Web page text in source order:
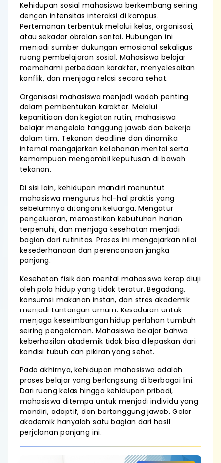
Kehidupan sosial mahasiswa berkembang seiring
dengan intensitas interaksi di kampus.
Pertemanan terbentuk melalui kelas, organisasi,
atau sekadar obrolan santai. Hubungan ini
menjadi sumber dukungan emosional sekaligus
ruang pembelajaran sosial. Mahasiswa belajar
memahami perbedaan karakter, menyelesaikan
konflik, dan menjaga relasi secara sehat.
Organisasi mahasiswa menjadi wadah penting
dalam pembentukan karakter. Melalui
kepanitiaan dan kegiatan rutin, mahasiswa
belajar mengelola tanggung jawab dan bekerja
dalam tim. Tekanan deadline dan dinamika
internal mengajarkan ketahanan mental serta
kemampuan mengambil keputusan di bawah
tekanan.
Di sisi lain, kehidupan mandiri menuntut
mahasiswa mengurus hal-hal praktis yang
sebelumnya ditangani keluarga. Mengatur
pengeluaran, memastikan kebutuhan harian
terpenuhi, dan menjaga kesehatan menjadi
bagian dari rutinitas. Proses ini mengajarkan nilai
kesederhanaan dan perencanaan jangka
panjang.
Kesehatan fisik dan mental mahasiswa kerap diuji
oleh pola hidup yang tidak teratur. Begadang,
konsumsi makanan instan, dan stres akademik
menjadi tantangan umum. Kesadaran untuk
menjaga keseimbangan hidup perlahan tumbuh
seiring pengalaman. Mahasiswa belajar bahwa
keberhasilan akademik tidak bisa dilepaskan dari
kondisi tubuh dan pikiran yang sehat.
Pada akhirnya, kehidupan mahasiswa adalah
proses belajar yang berlangsung di berbagai lini.
Dari ruang kelas hingga kehidupan pribadi,
mahasiswa ditempa untuk menjadi individu yang
mandiri, adaptif, dan bertanggung jawab. Gelar
akademik hanyalah satu bagian dari hasil
perjalanan panjang ini.